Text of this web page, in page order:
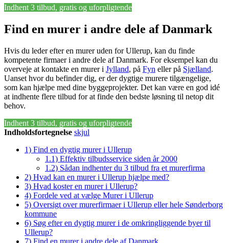
Indhent 3 tilbud, gratis og uforpligtende
Find en murer i andre dele af Danmark
Hvis du leder efter en murer uden for Ullerup, kan du finde
kompetente firmaer i andre dele af Danmark. For eksempel kan du
overveje at kontakte en murer i Jylland, på Fyn eller på Sjælland.
Uanset hvor du befinder dig, er der dygtige murere tilgængelige,
som kan hjælpe med dine byggeprojekter. Det kan være en god idé
at indhente flere tilbud for at finde den bedste løsning til netop dit
behov.
Indhent 3 tilbud, gratis og uforpligtende
Indholdsfortegnelse skjul
1) Find en dygtig murer i Ullerup
1.1) Effektiv tilbudsservice siden år 2000
1.2) Sådan indhenter du 3 tilbud fra et murerfirma
2) Hvad kan en murer i Ullerup hjælpe med?
3) Hvad koster en murer i Ullerup?
4) Fordele ved at vælge Murer i Ullerup
5) Oversigt over murerfirmaer i Ullerup eller hele Sønderborg
kommune
6) Søg efter en dygtig murer i de omkringliggende byer til
Ullerup?
7) Find en murer i andre dele af Danmark